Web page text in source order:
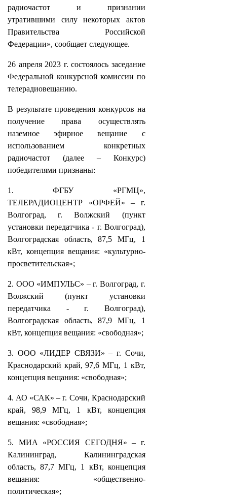
радиочастот и признании
утратившими силу некоторых актов
Правительства Российской
Федерации», сообщает следующее.
26 апреля 2023 г. состоялось заседание
Федеральной конкурсной комиссии по
телерадиовещанию.
В результате проведения конкурсов на
получение права осуществлять
наземное эфирное вещание с
использованием конкретных
радиочастот (далее – Конкурс)
победителями признаны:
1. ФГБУ «РГМЦ»,
ТЕЛЕРАДИОЦЕНТР «ОРФЕЙ» – г.
Волгоград, г. Волжский (пункт
установки передатчика - г. Волгоград),
Волгоградская область, 87,5 МГц, 1
кВт, концепция вещания: «культурно-
просветительская»;
2. ООО «ИМПУЛЬС» – г. Волгоград, г.
Волжский (пункт установки
передатчика - г. Волгоград),
Волгоградская область, 87,9 МГц, 1
кВт, концепция вещания: «свободная»;
3. ООО «ЛИДЕР СВЯЗИ» – г. Сочи,
Краснодарский край, 97,6 МГц, 1 кВт,
концепция вещания: «свободная»;
4. АО «САК» – г. Сочи, Краснодарский
край, 98,9 МГц, 1 кВт, концепция
вещания: «свободная»;
5. МИА «РОССИЯ СЕГОДНЯ» – г.
Калининград, Калининградская
область, 87,7 МГц, 1 кВт, концепция
вещания: «общественно-
политическая»;